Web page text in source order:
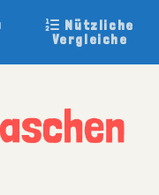
Nützliche
Vergleiche